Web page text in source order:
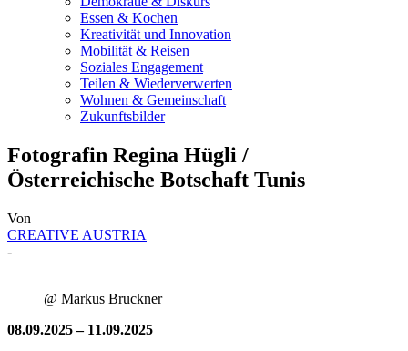
Essen & Kochen
Kreativität und Innovation
Mobilität & Reisen
Soziales Engagement
Teilen & Wiederverwerten
Wohnen & Gemeinschaft
Zukunftsbilder
Fotografin Regina Hügli /
Österreichische Botschaft Tunis
Von
CREATIVE AUSTRIA
-
@ Markus Bruckner
08.09.2025 – 11.09.2025